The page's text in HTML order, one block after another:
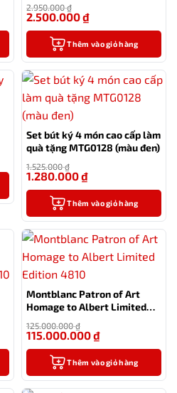
2.950.000₫
2.500.000₫
Thêm vào giỏ hàng
Set bút ký 4 món cao cấp làm
quà tặng MTG0128 (màu đen)
1.525.000₫
1.280.000₫
Thêm vào giỏ hàng
Montblanc Patron of Art
Homage to Albert Limited
Edition 4810
125.000.000₫
115.000.000₫
Thêm vào giỏ hàng